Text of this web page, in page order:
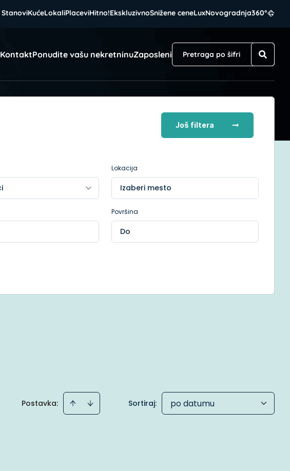
StanoviKućeLokaliPlaceviHitno!EkskluzivnoSnižene ceneLuxNovogradnja360°
KontaktPonudite vašu nekretninuZaposleni
Još filtera
Lokacija
Izaberi mesto
Površina
Postavka: Sortiraj: po datumu